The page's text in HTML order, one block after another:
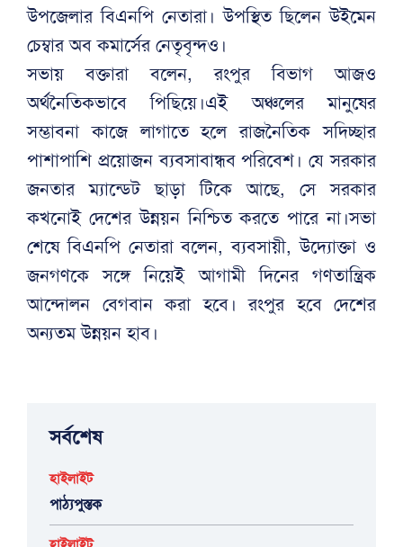
উপজেলার বিএনপি নেতারা। উপস্থিত ছিলেন উইমেন
চেম্বার অব কমার্সের নেতৃবৃন্দও।
সভায় বক্তারা বলেন, রংপুর বিভাগ আজও
অর্থনৈতিকভাবে পিছিয়ে।এই অঞ্চলের মানুষের
সম্ভাবনা কাজে লাগাতে হলে রাজনৈতিক সদিচ্ছার
পাশাপাশি প্রয়োজন ব্যবসাবান্ধব পরিবেশ। যে সরকার
জনতার ম্যান্ডেট ছাড়া টিকে আছে, সে সরকার
কখনোই দেশের উন্নয়ন নিশ্চিত করতে পারে না।সভা
শেষে বিএনপি নেতারা বলেন, ব্যবসায়ী, উদ্যোক্তা ও
জনগণকে সঙ্গে নিয়েই আগামী দিনের গণতান্ত্রিক
আন্দোলন বেগবান করা হবে। রংপুর হবে দেশের
অন্যতম উন্নয়ন হাব।
সর্বশেষ
হাইলাইট
পাঠ্যপুস্তক